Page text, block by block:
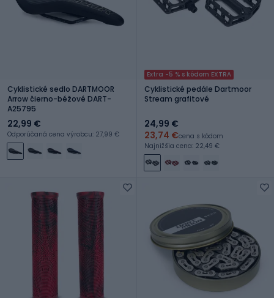
Cyklistické sedlo DARTMOOR
Arrow čierno-béžové DART-
A25795
22,99 €
Odporúčaná cena výrobcu: 27,99 €
Extra -5 % s kódom EXTRA
Cyklistické pedále Dartmoor
Stream grafitové
24,99 €
23,74 €cena s kódom
Najnižšia cena: 22,49 €